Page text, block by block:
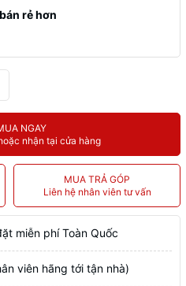
rẻ hơn
NGAY
nhận tại cửa hàng
MUA TRẢ GÓP
Liên hệ nhân viên tư vấn
miễn phí Toàn Quốc
viên hãng tới tận nhà)